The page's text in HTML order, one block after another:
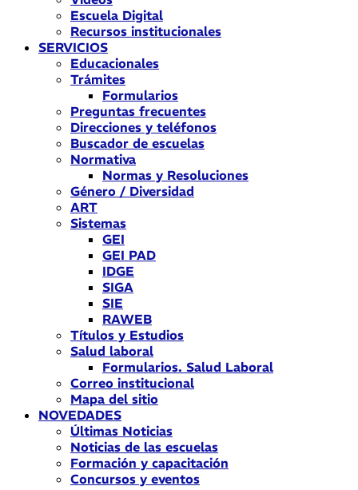
Escuela Digital
Recursos institucionales
SERVICIOS
Educacionales
Trámites
Formularios
Preguntas frecuentes
Direcciones y teléfonos
Buscador de escuelas
Normativa
Normas y Resoluciones
Género / Diversidad
ART
Sistemas
GEI
GEI PAD
IDGE
SIGA
SIE
RAWEB
Títulos y Estudios
Salud laboral
Formularios. Salud Laboral
Correo institucional
Mapa del sitio
NOVEDADES
Últimas Noticias
Noticias de las escuelas
Formación y capacitación
Concursos y eventos